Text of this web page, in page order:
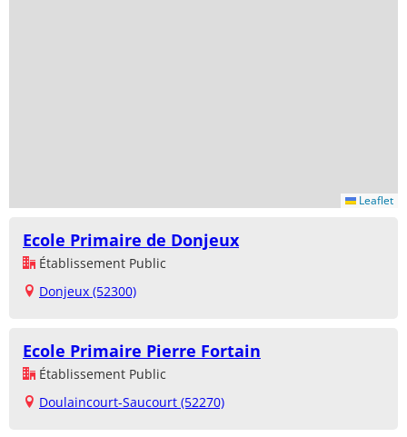
Leaflet
Ecole Primaire de Donjeux
Établissement Public
Donjeux (52300)
Ecole Primaire Pierre Fortain
Établissement Public
Doulaincourt-Saucourt (52270)